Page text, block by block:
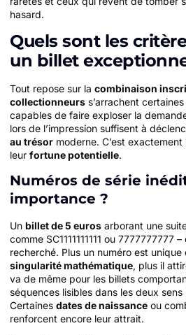
hasard.
Quels sont les
un billet
Tout repose sur la combinaison
collectionneurs s’arrachent
capables de faire exploser la
lors de l’impression suffisent à
au trésor moderne. C’est
leur fortune potentielle.
Numéros de série
importance ?
Un billet de 5 euros arborant une
comme SC1111111111 ou 7777777777
recherché. Plus un numéro est unique
singularité mathématique, plus il
va de même pour les billets
séquences lisibles dans les deux sens
Certaines dates de naissance ou
renforcent encore leur attrait.